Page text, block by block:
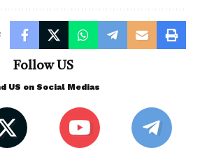
Follow US
US on Social Medias